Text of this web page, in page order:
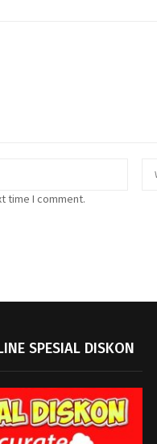
time I comment.
SPESIAL DISKON